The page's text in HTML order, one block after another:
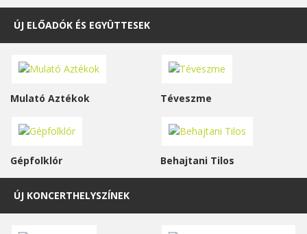
ÚJ ELŐADÓK ÉS EGYÜTTESEK
Mulató Aztékok Téveszme
Gépfolklór Behajtani Tilos
ÚJ KONCERTHELYSZÍNEK